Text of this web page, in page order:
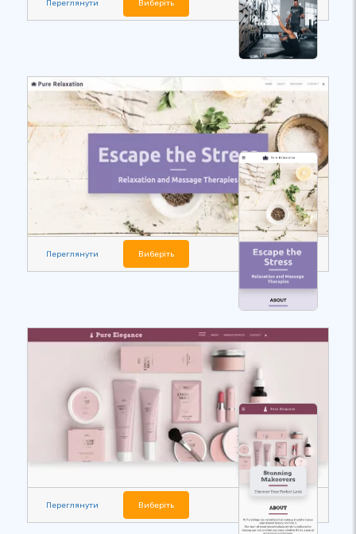
Переглянути Виберіть
Переглянути Виберіть
Переглянути Виберіть